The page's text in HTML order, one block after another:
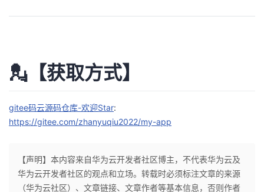
💂【获取方式】
gitee码云源码仓库-欢迎Star:
https://gitee.com/zhanyuqiu2022/my-app
【声明】本内容来自华为云开发者社区博主，不代表华为云及
华为云开发者社区的观点和立场。转载时必须标注文章的来源
（华为云社区）、文章链接、文章作者等基本信息，否则作者